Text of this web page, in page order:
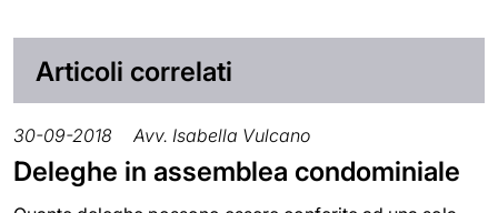
Articoli correlati
30-09-2018 Avv. Isabella Vulcano
Deleghe in assemblea condominiale